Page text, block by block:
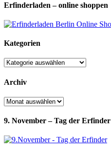
Erfinderladen – online shoppen
Kategorien
Kategorien
Archiv
Archiv
9. November – Tag der Erfinder